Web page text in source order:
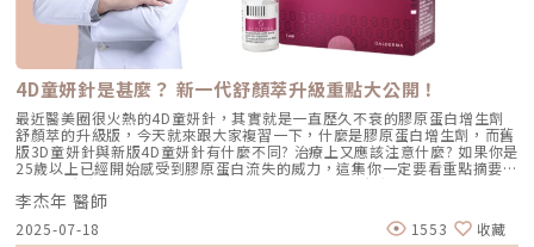
以預防感染或傷口癒合困難。 睡覺時可使用枕頭來提高頭部，能防止血液
回流引起腫脹。 出門時可上底妝，戴太陽眼鏡以遮擋傷口，但動作要輕
柔，防止拉扯到傷口。 由於傷口位置在眼部周圍，應避免做讓眼壓過高的
活動，例如哭泣或長時間用眼。 傷口保持乾爽清潔，擦拭時使用消毒過的
棉花棒或無菌棉枝，避免細菌感染。 如果有蟹足腫或傷口癒合困難的情
況，應在術前告知醫師。 術後3天可透過冰敷以減緩腫脹和痛感，第4天後
可改用溫熱敷。提眉手術恢復期一般來說，約10天內即可感受到消腫減退，
而眼部周圍可能出現的瘀青，會視個人體質而有所不同，通常會在2週內逐
漸消退。在手術後的3至4天左右，傷口可能會有較明顯的腫脹，這時建議進
行局部冰敷並多加休息。之後腫脹將會迅速減退，而傷口需遵從醫師囑咐換
藥。到了手術後的1週，患者需前往診所回診，以觀察傷口的恢復情況。提
眉手術後疤痕的復原解析提眉手術通常會移除多餘的眼皮組織，並進行層層
縫合。大多數患者最關心的是手術後形成的疤痕。提眉手術後的疤痕演變如
下： 術後1至2週，初期癒合的傷口會呈現紅色，未來疤痕顏色會逐漸變
4D童妍針是甚麼？ 新一代舒顏萃升級重點大公開！
最近醫美圈很火熱的4D童妍針，其實就是一直歷久不衰的膠原蛋白增生劑
舒顏萃的升級版，今天就來跟大家複習一下，什麼是膠原蛋白增生劑，而舊
版3D童妍針與新版4D童妍針有什麼不同? 治療上又應該注意什麼? 如果你是
25歲以上已經開始感受到膠原蛋白流失的威力，這集你一定要看重點摘要：
0:47 3D舒顏萃與4D童妍針作用機轉是什麼？01:25 舒顏萃特色是什麼？
03:04 4D童妍針升級重點LINE官方帳號一對一咨詢👉
https://reurl.cc/x3EQZN歡迎訂閱我的頻道👉https://reurl.cc/nY51k8關
注杰膚美診所FB👉https://reurl.cc/XQljva杰膚美診所官網👉
李杰年 醫師
2025-07-18 1553 收藏